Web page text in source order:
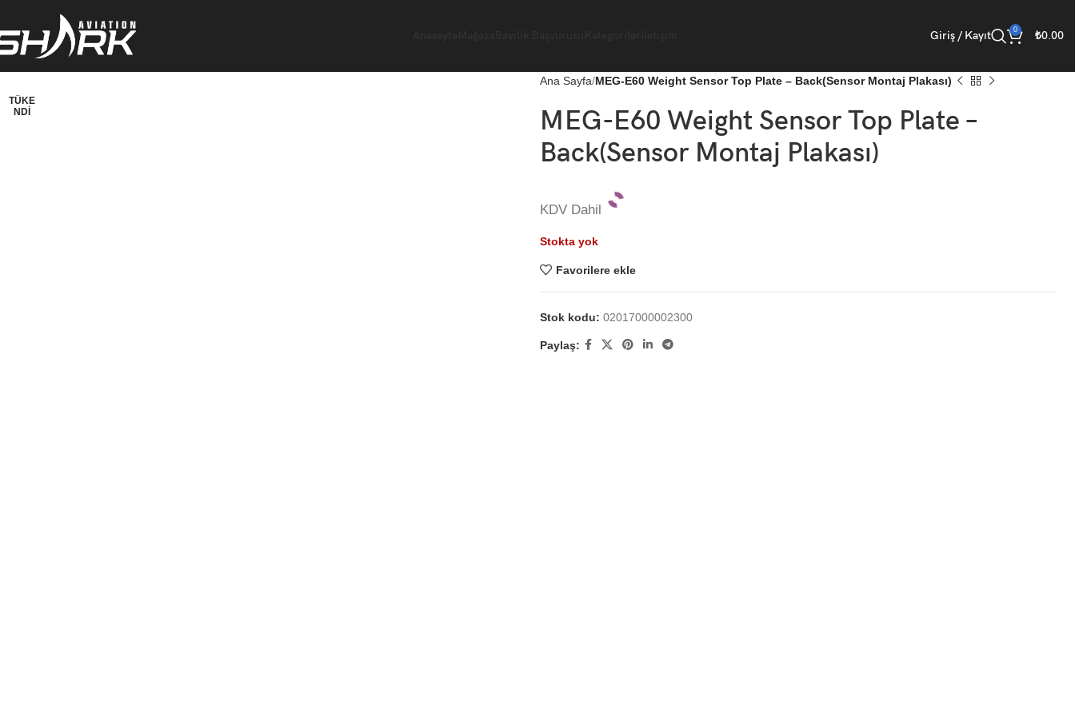
Giriş / Kayıt 0 ₺0.00
TÜKE
NDI
Ana Sayfa MEG-E60 Weight Sensor Top Plate – Back(Sensor Montaj Plakası)
MEG-E60 Weight Sensor Top Plate –
Back(Sensor Montaj Plakası)
KDV Dahil
Stokta yok
Favorilere ekle
Stok kodu: 02017000002300
Paylaş: